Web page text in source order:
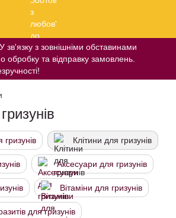
зв'язку з зовнішніми обставинами
обробку та відправку замовлень.
Клітини для гризунів
Аксесуари для гризунів
Вітаміни для гризунів
для гризунів